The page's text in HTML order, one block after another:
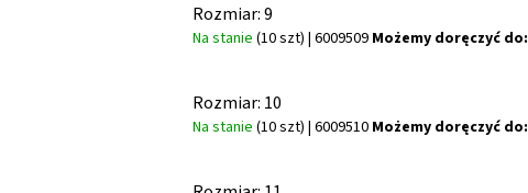
Rozmiar: 9
Na stanie (10 szt) | 6009509 Możemy doręczyć do:
Rozmiar: 10
Na stanie (10 szt) | 6009510 Możemy doręczyć do: